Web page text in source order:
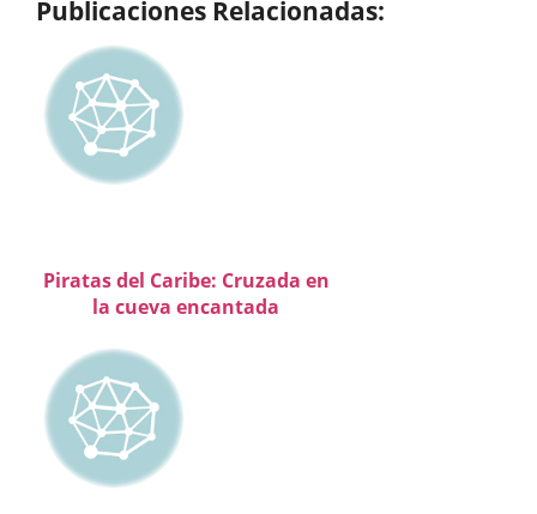
Publicaciones Relacionadas:
Piratas del Caribe: Cruzada en
la cueva encantada